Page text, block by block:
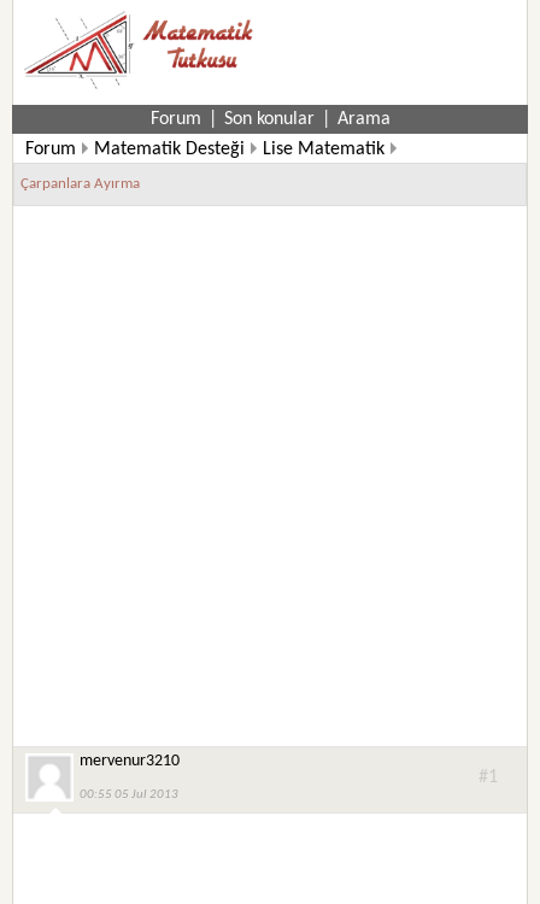
Forum Son konular
Arama
Forum
Matematik Desteği
Lise Matematik
10. Sınıf Matematik Soruları
Çarpanlara Ayırma
mervenur3210
00:55 05 Jul 2013
#1